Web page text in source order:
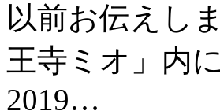
以前お伝えし
王寺ミオ」内
2019…